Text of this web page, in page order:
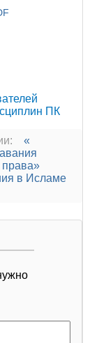
ПК
«
в Исламе